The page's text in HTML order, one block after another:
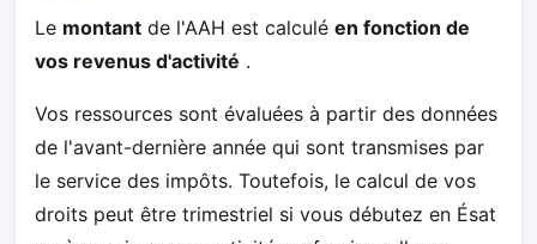
Le montant de l'AAH est calculé en fonction de
vos revenus d'activité .
Vos ressources sont évaluées à partir des données
de l'avant-dernière année qui sont transmises par
le service des impôts. Toutefois, le calcul de vos
droits peut être trimestriel si vous débutez en Ésat